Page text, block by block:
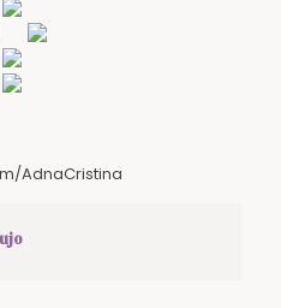
AdnaCristina